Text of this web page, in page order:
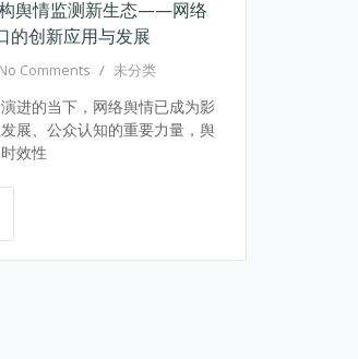
舆情监测新生态——网络
的创新应用与发展
No Comments / 未分类
进的当下，网络舆情已成为影
展、公众认知的重要力量，舆
效性